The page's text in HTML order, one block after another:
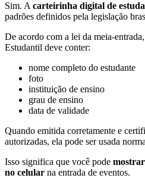
Sim. A carteirinha digital de
padrões definidos pela legislação
De acordo com a lei da meia-
Estudantil deve conter:
nome completo do estudante
foto
instituição de ensino
grau de ensino
data de validade
Quando emitida corretamente e
autorizadas, ela pode ser usada
Isso significa que você pode
no celular na entrada de eventos.